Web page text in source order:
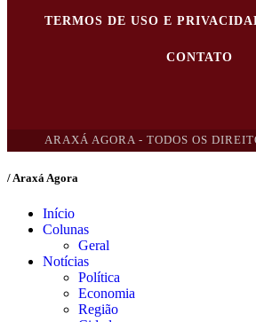
TERMOS DE USO E
CONTATO
ARAXÁ AGORA - TODOS OS
/ Araxá Agora
Início
Colunas
Geral
Notícias
Política
Economia
Região